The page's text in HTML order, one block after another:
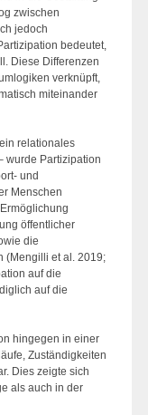
zwischen
jedoch
bedeutet,
Diese Differenzen
verknüpft,
miteinander
relationales
wurde Partizipation
und
Menschen
öffentlicher
die
(Mengilli et al. 2019;
auf die
auf die
hingegen in einer
Zuständigkeiten
Dies zeigte sich
als auch in der